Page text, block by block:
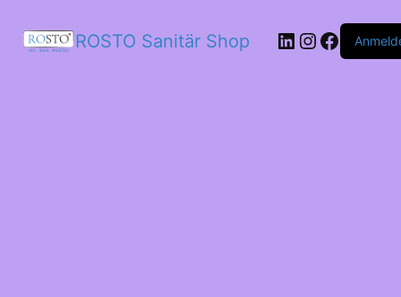
ROSTO Sanitär Shop LinkedIn
Instagram